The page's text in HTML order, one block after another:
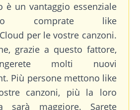
è un vantaggio essenziale
comprate like
per le vostre canzoni.
grazie a questo fattore,
molti nuovi
Più persone mettono like
canzoni, più la loro
sarà maggiore. Sarete